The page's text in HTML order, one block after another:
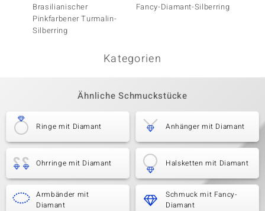
Brasilianischer
Pinkfarbener Turmalin-
Silberring
Fancy-Diamant-Silberring
Kategorien
Ähnliche Schmuckstücke
Ringe mit Diamant Anhänger mit Diamant
Ohrringe mit Diamant Halsketten mit Diamant
Armbänder mit
Diamant
Schmuck mit Fancy-
Diamant